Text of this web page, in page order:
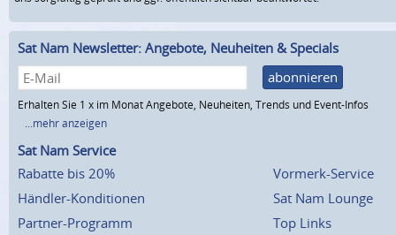
Sat Nam Newsletter: Angebote, Neuheiten & Specials
abonnieren
Erhalten Sie 1 x im Monat Angebote, Neuheiten, Trends und Event-Infos
...mehr anzeigen
Sat Nam Service
Rabatte bis 20%
Händler-Konditionen
Partner-Programm
Vormerk-Service
Sat Nam Lounge
Top Links